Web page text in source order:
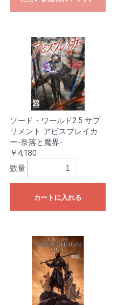
ソード・ワールド2.5 サプ
リメント アビスブレイカ
ー‐奈落と魔界‐
￥4,180
数量
カートに入れる